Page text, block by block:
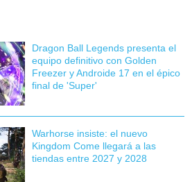
Dragon Ball Legends presenta el
equipo definitivo con Golden
Freezer y Androide 17 en el épico
final de 'Super'
Warhorse insiste: el nuevo
Kingdom Come llegará a las
tiendas entre 2027 y 2028